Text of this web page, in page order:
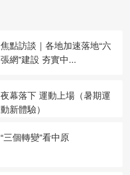
焦點訪談｜各地加速落地“六
張網”建設 夯實中...
夜幕落下 運動上場（暑期運
動新體驗）
“三個轉變”看中原